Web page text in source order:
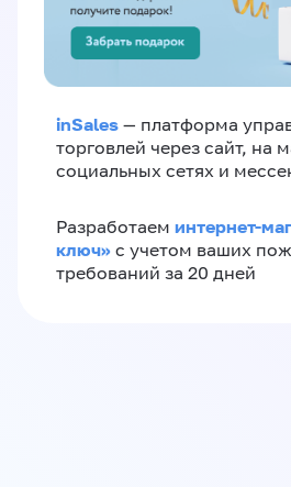
inSales — платформа
торговлей через сайт, на
социальных сетях и
Разработаем интернет-
ключ»‎ с учетом ваших
требований за 20 дней